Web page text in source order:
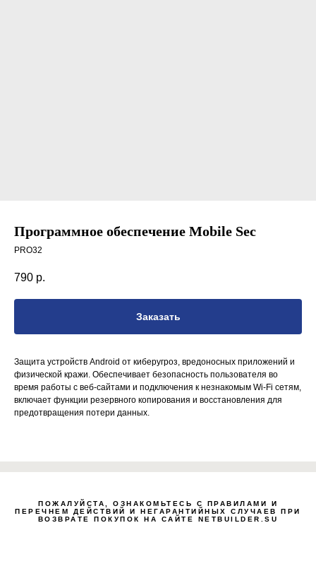
Программное обеспечение Mobile Sec
PRO32
790 р.
Заказать
Защита устройств Android от киберугроз, вредоносных приложений и
физической кражи. Обеспечивает безопасность пользователя во
время работы с веб-сайтами и подключения к незнакомым Wi-Fi сетям,
включает функции резервного копирования и восстановления для
предотвращения потери данных.
Zero
ПОЖАЛУЙСТА, ОЗНАКОМЬТЕСЬ С ПРАВИЛАМИ И
ПЕРЕЧНЕМ ДЕЙСТВИЙ И НЕГАРАНТИЙНЫХ СЛУЧАЕВ ПРИ
ВОЗВРАТЕ ПОКУПОК НА САЙТЕ NETBUILDER.SU